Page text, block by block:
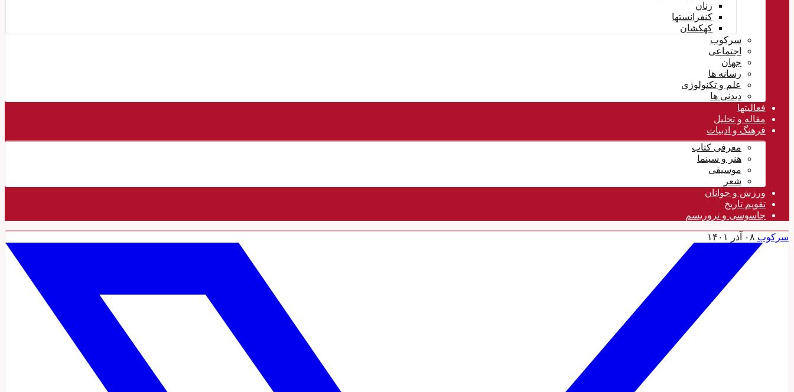
زنان
کنفرانستها
کهکشان
سرکوب
اجتماعی
جهان
رسانه ها
علم و تکنولوژی
دیدنی ها
فعالیتها
مقاله و تحلیل
فرهنگ و ادبیات
معرفی کتاب
هنر و سینما
موسیقی
شعر
ورزش و جوانان
تقویم تاريخ
جاسوسی و تروریسم
سرکوب ۰۸ آذر ۱۴۰۱